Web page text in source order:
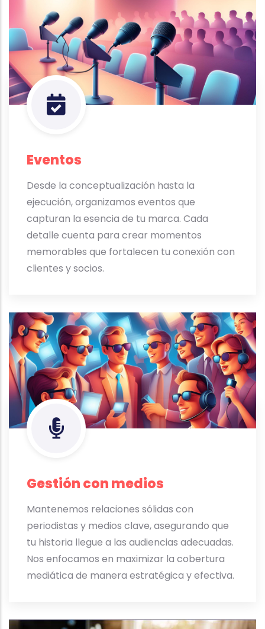
Eventos
Desde la conceptualización hasta la
ejecución, organizamos eventos que
capturan la esencia de tu marca. Cada
detalle cuenta para crear momentos
memorables que fortalecen tu conexión con
clientes y socios.
Gestión con medios
Mantenemos relaciones sólidas con
periodistas y medios clave, asegurando que
tu historia llegue a las audiencias adecuadas.
Nos enfocamos en maximizar la cobertura
mediática de manera estratégica y efectiva.